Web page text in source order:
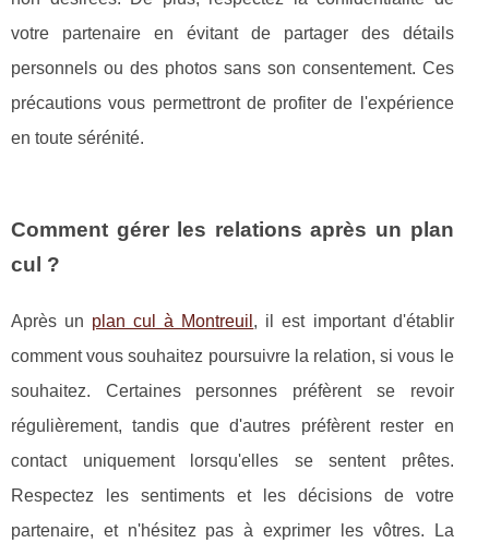
votre partenaire en évitant de partager des détails
personnels ou des photos sans son consentement. Ces
précautions vous permettront de profiter de l'expérience
en toute sérénité.
Comment gérer les relations après un plan
cul ?
Après un plan cul à Montreuil , il est important d'établir
comment vous souhaitez poursuivre la relation, si vous le
souhaitez. Certaines personnes préfèrent se revoir
régulièrement, tandis que d'autres préfèrent rester en
contact uniquement lorsqu'elles se sentent prêtes.
Respectez les sentiments et les décisions de votre
partenaire, et n'hésitez pas à exprimer les vôtres. La